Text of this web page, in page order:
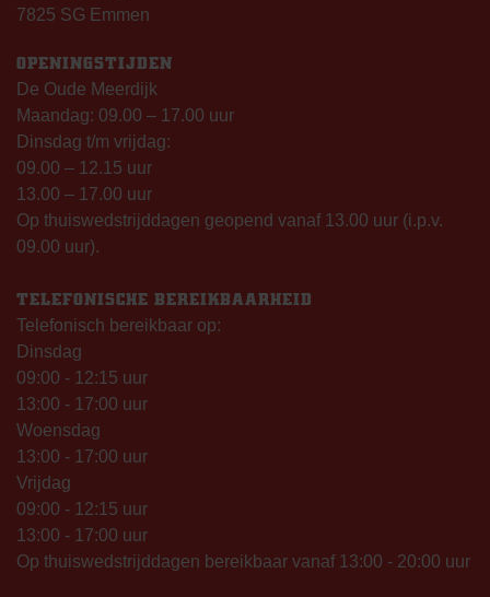
7825 SG Emmen
OPENINGSTIJDEN
De Oude Meerdijk
Maandag: 09.00 – 17.00 uur
Dinsdag t/m vrijdag:
09.00 – 12.15 uur
13.00 – 17.00 uur
Op thuiswedstrijddagen geopend vanaf 13.00 uur (i.p.v.
09.00 uur).
TELEFONISCHE BEREIKBAARHEID
Telefonisch bereikbaar op:
Dinsdag
09:00 - 12:15 uur
13:00 - 17:00 uur
Woensdag
13:00 - 17:00 uur
Vrijdag
09:00 - 12:15 uur
13:00 - 17:00 uur
Op thuiswedstrijddagen bereikbaar vanaf 13:00 - 20:00 uur